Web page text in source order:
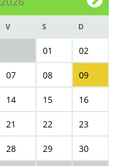
V S D
01 02
07 08 09
14 15 16
21 22 23
28 29 30